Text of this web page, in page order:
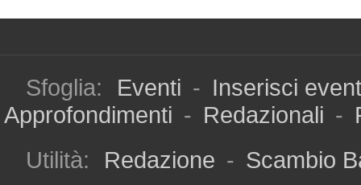
Sfoglia: Eventi - Inserisci
Approfondimenti - Redazionali -
Utilità:
Redazione - Scambio